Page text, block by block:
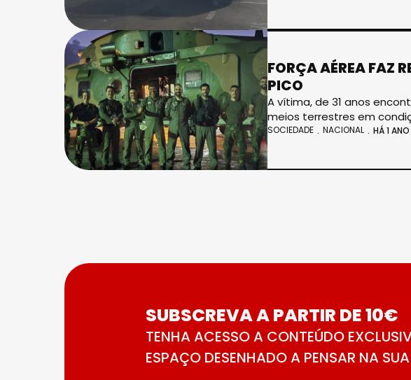
FORÇA AÉREA FAZ
PICO
A vítima, de 31 anos
meios terrestres em
SOCIEDADE NACIONAL HÁ 1 ANO
SUBSCREVA A PARTIR DE 10€
TENHA ACESSO A CONTEÚDO
ESPAÇO DESENHADO A PENSAR NA